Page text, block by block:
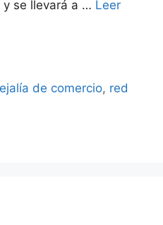
se llevará a … Leer
de comercio, red